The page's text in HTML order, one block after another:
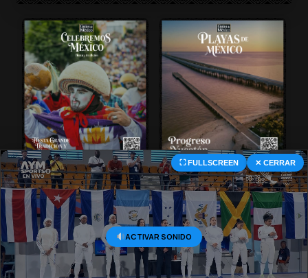
⛶ FULLSCREEN ✕ CERRAR
ACTIVAR SONIDO
© 2026 Central Deportiva MX. All Rights Reserved.